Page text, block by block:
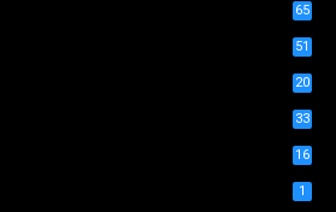
65
51
20
33
16
1